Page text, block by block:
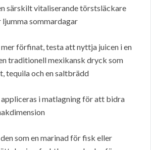
särskilt vitaliserande törstsläckare
sommardagar
mer förfinat, testa att nyttja juicen i en
traditionell mexikansk dryck som
tequila och en saltbrädd
appliceras i matlagning för att bidra
som en marinad för fisk eller